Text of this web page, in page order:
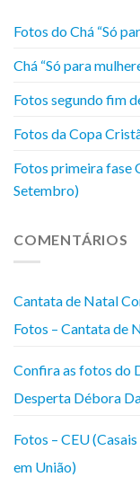
Fotos do Chá “Só
Chá “Só para
Fotos segundo fim
Fotos da Copa
Fotos primeira fase
Setembro)
COMENTÁRIOS
Cantata de Natal
Fotos – Cantata de
Confira as fotos do
Desperta Débora
Fotos – CEU
em União)